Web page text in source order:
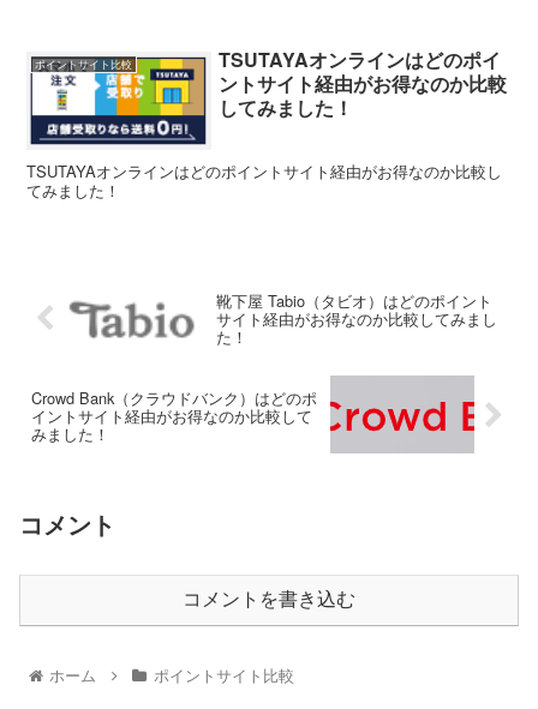
ポイントサイト比較
TSUTAYAオンラインはどのポイ
ントサイト経由がお得なのか比較
してみました！
TSUTAYAオンラインはどのポイントサイト経由がお得なのか比較し
てみました！
靴下屋 Tabio（タビオ）はどのポイント
サイト経由がお得なのか比較してみまし
た！
Crowd Bank（クラウドバンク）はどのポ
イントサイト経由がお得なのか比較して
みました！
コメント
コメントを書き込む
ホーム ポイントサイト比較